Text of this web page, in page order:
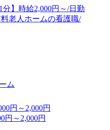
ム
円～2,000円
円～2,000円